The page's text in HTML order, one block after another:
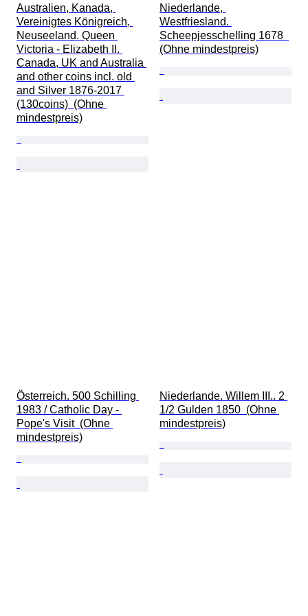
Australien, Kanada,
Vereinigtes Königreich,
Neuseeland. Queen
Victoria - Elizabeth II.
Canada, UK and Australia
and other coins incl. old
and Silver 1876-2017
(130coins)  (Ohne
mindestpreis)
Niederlande,
Westfriesland.
Scheepjesschelling 1678
(Ohne mindestpreis)
Österreich. 500 Schilling
1983 / Catholic Day -
Pope's Visit  (Ohne
mindestpreis)
Niederlande. Willem III.. 2
1/2 Gulden 1850  (Ohne
mindestpreis)